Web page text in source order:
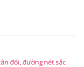
đối, đường nét sắc